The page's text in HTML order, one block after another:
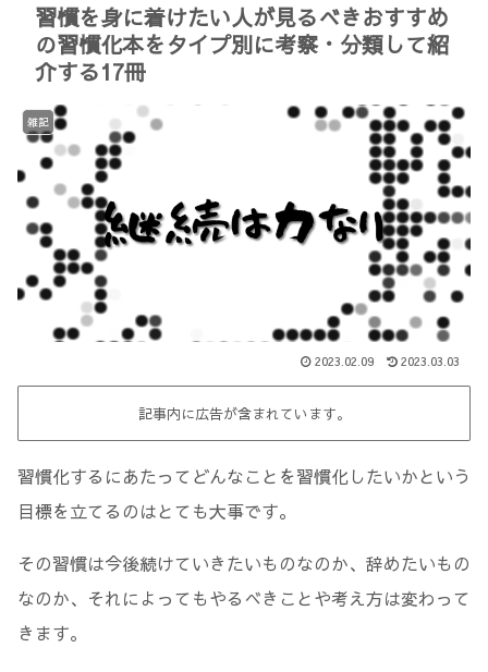
習慣を身に着けたい人が見るべきおすすめ
の習慣化本をタイプ別に考察・分類して紹
介する17冊
雑記
2023.02.09 2023.03.03
記事内に広告が含まれています。
習慣化するにあたってどんなことを習慣化したいかという
目標を立てるのはとても大事です。
その習慣は今後続けていきたいものなのか、辞めたいもの
なのか、それによってもやるべきことや考え方は変わって
きます。